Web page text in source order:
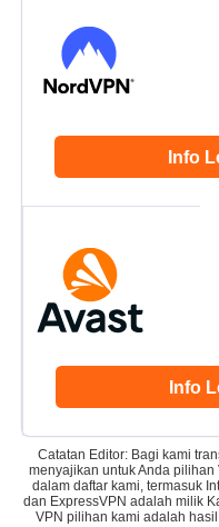
Info
Info
Catatan Editor: Bagi kami
menyajikan untuk Anda
dalam daftar kami, termasuk
dan ExpressVPN adalah milik
VPN pilihan kami adalah